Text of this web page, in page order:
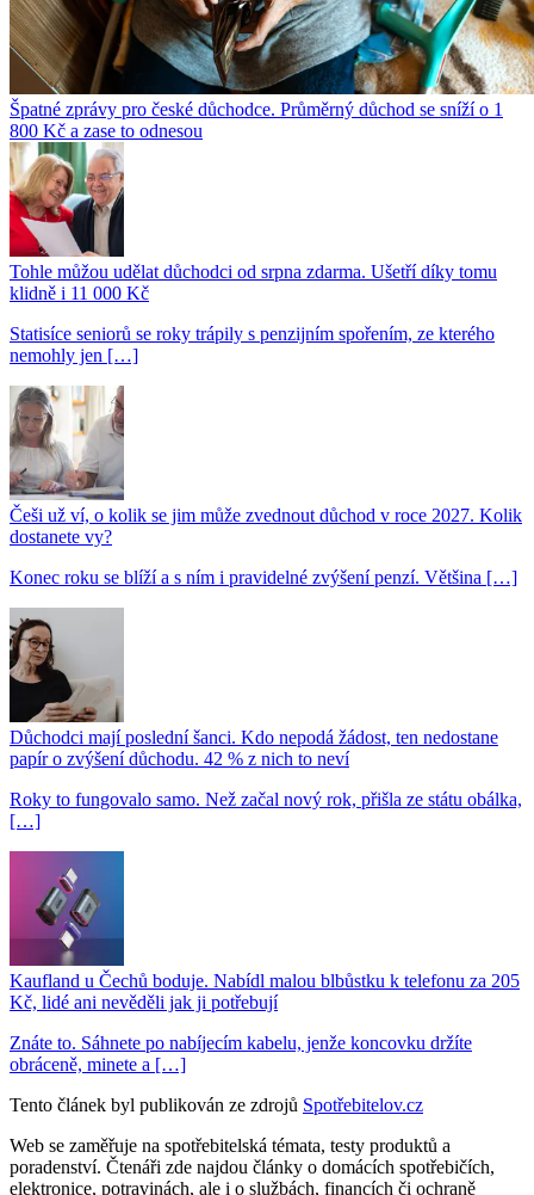
Špatné zprávy pro české důchodce. Průměrný důchod se sníží o 1
800 Kč a zase to odnesou
Tohle můžou udělat důchodci od srpna zdarma. Ušetří díky tomu
klidně i 11 000 Kč
Statisíce seniorů se roky trápily s penzijním spořením, ze kterého
nemohly jen […]
Češi už ví, o kolik se jim může zvednout důchod v roce 2027. Kolik
dostanete vy?
Konec roku se blíží a s ním i pravidelné zvýšení penzí. Většina […]
Důchodci mají poslední šanci. Kdo nepodá žádost, ten nedostane
papír o zvýšení důchodu. 42 % z nich to neví
Roky to fungovalo samo. Než začal nový rok, přišla ze státu obálka,
[…]
Kaufland u Čechů boduje. Nabídl malou blbůstku k telefonu za 205
Kč, lidé ani nevěděli jak ji potřebují
Znáte to. Sáhnete po nabíjecím kabelu, jenže koncovku držíte
obráceně, minete a […]
Tento článek byl publikován ze zdrojů Spotřebitelov.cz
Web se zaměřuje na spotřebitelská témata, testy produktů a
poradenství. Čtenáři zde najdou články o domácích spotřebičích,
elektronice, potravinách, ale i o službách, financích či ochraně